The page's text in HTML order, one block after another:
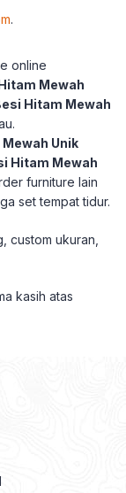
.
online
Mewah
Hitam Mewah
Unik
Hitam Mewah
furniture lain
set tempat tidur.
custom ukuran,
kasih atas